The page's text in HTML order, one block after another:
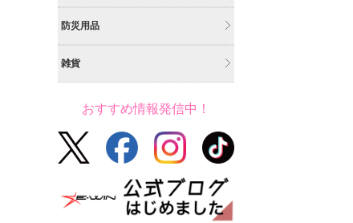
防災用品
雑貨
おすすめ情報発信中！